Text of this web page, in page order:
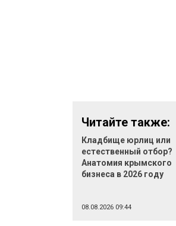
Читайте также:
Кладбище юрлиц или
естественный отбор?
Анатомия крымского
бизнеса в 2026 году
08.08.2026 09:44